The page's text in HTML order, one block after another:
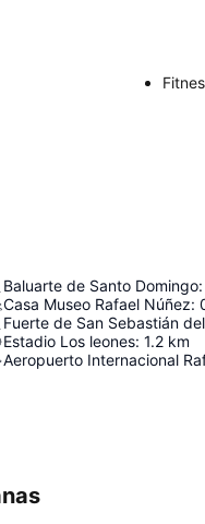
Baluarte de Santo Domingo:
Casa Museo Rafael Núñez:
Fuerte de San Sebastián
Estadio Los leones: 1.2 km
Aeropuerto Internacional